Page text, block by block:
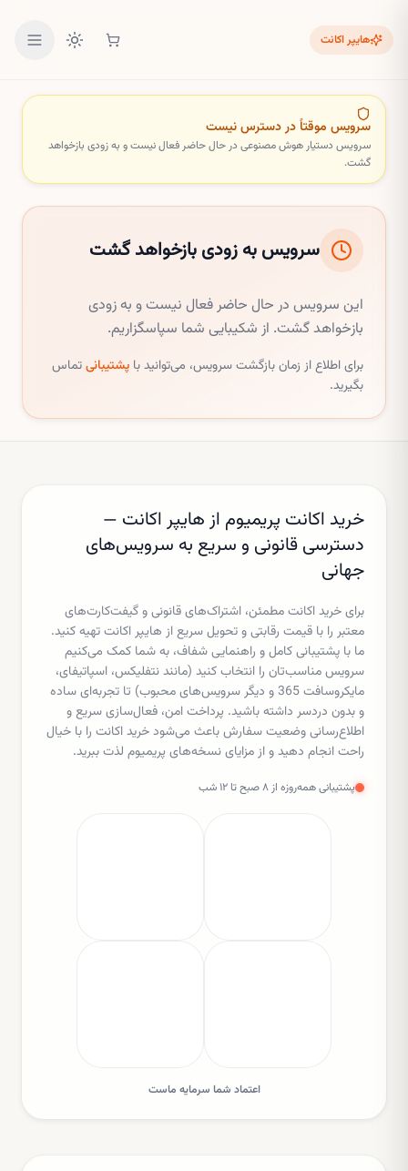
هایپر اکانت
سرویس موقتاً در دسترس نیست
سرویس دستیار هوش مصنوعی در حال حاضر فعال نیست و به زودی بازخواهد
گشت.
سرویس به زودی بازخواهد گشت
این سرویس در حال حاضر فعال نیست و به زودی
بازخواهد گشت. از شکیبایی شما سپاسگزاریم.
برای اطلاع از زمان بازگشت سرویس، می‌توانید با پشتیبانیتماس
بگیرید.
خرید اکانت پریمیوم از هایپر اکانت —
دسترسی قانونی و سریع به سرویس‌های
جهانی
برای خرید اکانت مطمئن، اشتراک‌های قانونی و گیفت‌کارت‌های
معتبر را با قیمت رقابتی و تحویل سریع از هایپر اکانت تهیه کنید.
ما با پشتیبانی کامل و راهنمایی شفاف، به شما کمک می‌کنیم
سرویس مناسب‌تان را انتخاب کنید (مانند نتفلیکس، اسپاتیفای،
مایکروسافت 365 و دیگر سرویس‌های محبوب) تا تجربه‌ای ساده
و بدون دردسر داشته باشید. پرداخت امن، فعال‌سازی سریع و
اطلاع‌رسانی وضعیت سفارش باعث می‌شود خرید اکانت را با خیال
راحت انجام دهید و از مزایای نسخه‌های پریمیوم لذت ببرید.
پشتیبانی همه‌روزه از ۸ صبح تا ۱۲ شب
اعتماد شما سرمایه ماست